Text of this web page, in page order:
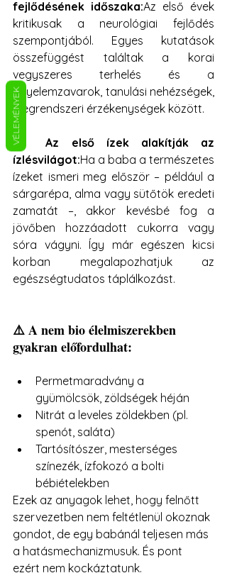
fejlődésének időszaka:Az első évek
kritikusak a neurológiai fejlődés
szempontjából. Egyes kutatások
összefüggést találtak a korai
vegyszeres terhelés és a
figyelemzavarok, tanulási nehézségek,
idegrendszeri érzékenységek között.
👶 Az első ízek alakítják az
ízlésvilágot:Ha a baba a természetes
ízeket ismeri meg először – például a
sárgarépa, alma vagy sütőtök eredeti
zamatát –, akkor kevésbé fog a
jövőben hozzáadott cukorra vagy
sóra vágyni. Így már egészen kicsi
korban megalapozhatjuk az
egészségtudatos táplálkozást.
⚠️ A nem bio élelmiszerekben
gyakran előfordulhat:
Permetmaradvány a
gyümölcsök, zöldségek héján
Nitrát a leveles zöldekben (pl.
spenót, saláta)
Tartósítószer, mesterséges
színezék, ízfokozó a bolti
bébiételekben
Ezek az anyagok lehet, hogy felnőtt
szervezetben nem feltétlenül okoznak
gondot, de egy babánál teljesen más
a hatásmechanizmusuk. És pont
ezért nem kockáztatunk.
VÉLEMÉNYEK